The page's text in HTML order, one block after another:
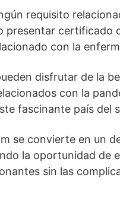
requisito
presentar certificado
con la
disfrutar de la
con la
fascinante país del
se convierte en un
la oportunidad de
sin las